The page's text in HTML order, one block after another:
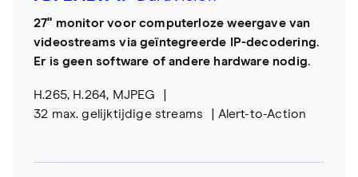
27" monitor voor computerloze weergave van
videostreams via geïntegreerde IP-decodering.
Er is geen software of andere hardware nodig.
H.265, H.264, MJPEG
32 max. gelijktijdige streams
Alert-to-Action